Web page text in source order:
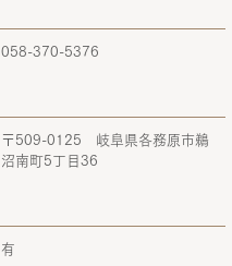
058-370-5376
〒509-0125 岐阜県各務原市鵜
沼南町5丁目36
有